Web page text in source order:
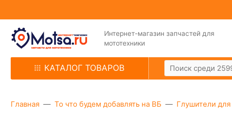
Интернет-магазин запчастей для
мототехники
КАТАЛОГ ТОВАРОВ
Главная То что будем добавлять на ВБ Глушители